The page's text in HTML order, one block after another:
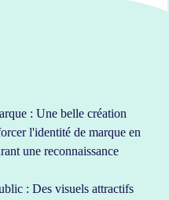
: Une belle création
l'identité de marque en
une reconnaissance
: Des visuels attractifs